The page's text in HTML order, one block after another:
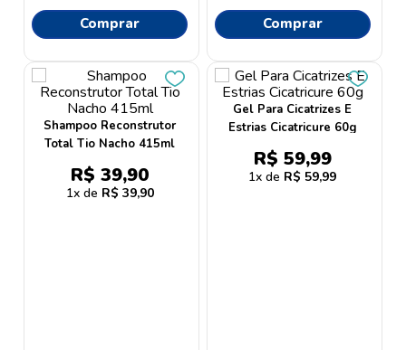
Comprar Comprar
Shampoo Reconstrutor
Total Tio Nacho 415ml
R$ 39,90
1 R$ 39,90
Gel Para Cicatrizes E
Estrias Cicatricure 60g
R$ 59,99
1 R$ 59,99